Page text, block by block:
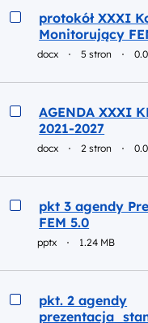
Podgląd
protokół XXXI
Monitorujący
docx 5 stron
Podgląd
AGENDA XXXI
2021-2027
docx 2 stron
Podgląd
pkt 3 agendy
FEM 5.0
pptx 1.24 MB
Podgląd
pkt. 2 agendy